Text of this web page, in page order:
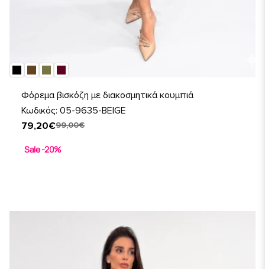
Φόρεμα βισκόζη με διακοσμητικά κουμπιά
Κωδικός: 05-9635-BEIGE
79,20€99,00€
Sale -20%